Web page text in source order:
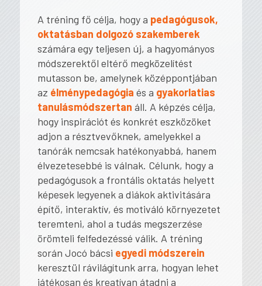
A tréning fő célja, hogy a pedagógusok,
oktatásban dolgozó szakemberek
számára egy teljesen új, a hagyományos
módszerektől eltérő megközelítést
mutasson be, amelynek középpontjában
az élménypedagógia és a gyakorlatias
tanulásmódszertan áll. A képzés célja,
hogy inspirációt és konkrét eszközöket
adjon a résztvevőknek, amelyekkel a
tanórák nemcsak hatékonyabbá, hanem
élvezetesebbé is válnak. Célunk, hogy a
pedagógusok a frontális oktatás helyett
képesek legyenek a diákok aktivitására
építő, interaktív, és motiváló környezetet
teremteni, ahol a tudás megszerzése
örömteli felfedezéssé válik. A tréning
során Jocó bácsi egyedi módszerein
keresztül rávilágítunk arra, hogyan lehet
játékosan és kreatívan átadni a